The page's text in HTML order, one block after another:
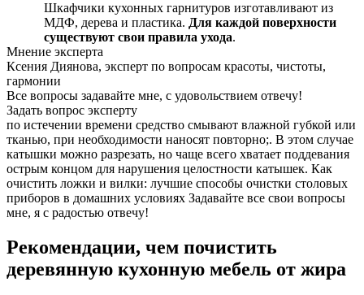
Шкафчики кухонных гарнитуров изготавливают из
МДФ, дерева и пластика. Для каждой поверхности
существуют свои правила ухода.
Мнение эксперта
Ксения Диянова, эксперт по вопросам красоты, чистоты,
гармонии
Все вопросы задавайте мне, с удовольствием отвечу!
Задать вопрос эксперту
по истечении времени средство смывают влажной губкой или
тканью, при необходимости наносят повторно;. В этом случае
катышки можно разрезать, но чаще всего хватает поддевания
острым концом для нарушения целостности катышек. Как
очистить ложки и вилки: лучшие способы очистки столовых
приборов в домашних условиях Задавайте все свои вопросы
мне, я с радостью отвечу!
Рекомендации, чем почистить
деревянную кухонную мебель от жира